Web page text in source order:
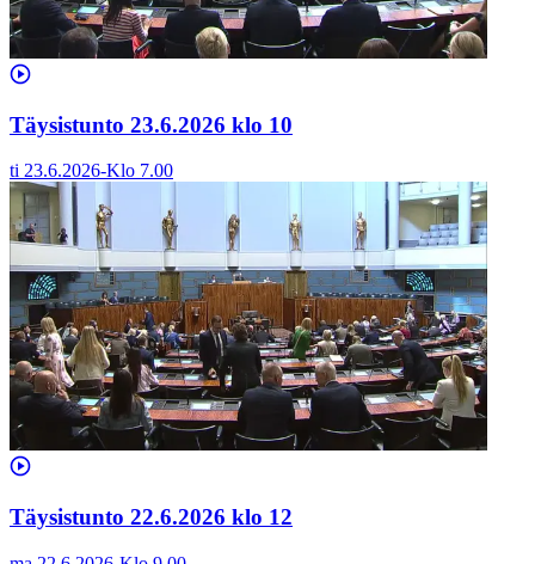
Täysistunto 23.6.2026 klo 10
ti 23.6.2026-Klo 7.00
Täysistunto 22.6.2026 klo 12